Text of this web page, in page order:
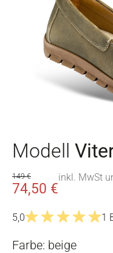
Modell
74,50 €
149 € inkl. MwSt
5,0
1
Farbe: beige